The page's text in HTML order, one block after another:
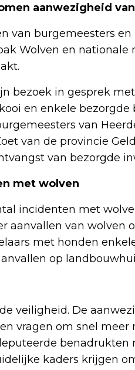
aanwezigheid
van burgemeesters
Wolven en
bezoek in gesprek
en enkele
van
van de provincie
van bezorgde
met wolven
incidenten met
aanvallen van wolven
met honden
op
veiligheid. De
vragen om snel
kaders krijgen